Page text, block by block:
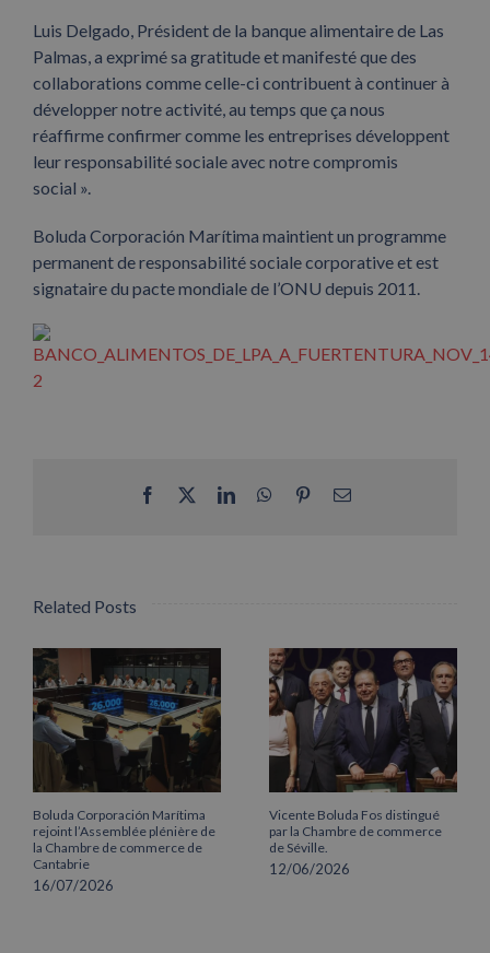
Luis Delgado, Président de la banque alimentaire de Las
Palmas, a exprimé sa gratitude et manifesté que des
collaborations comme celle-ci contribuent à continuer à
développer notre activité, au temps que ça nous
réaffirme confirmer comme les entreprises développent
leur responsabilité sociale avec notre compromis
social ».
Boluda Corporación Marítima maintient un programme
permanent de responsabilité sociale corporative et est
signataire du pacte mondiale de l’ONU depuis 2011.
Facebook LinkedInWhatsApp
PinterestEmail
Related Posts
Boluda Corporación Marítima
rejoint l’Assemblée plénière de
la Chambre de commerce de
Cantabrie
16/07/2026
Vicente Boluda Fos distingué
par la Chambre de commerce
de Séville.
12/06/2026